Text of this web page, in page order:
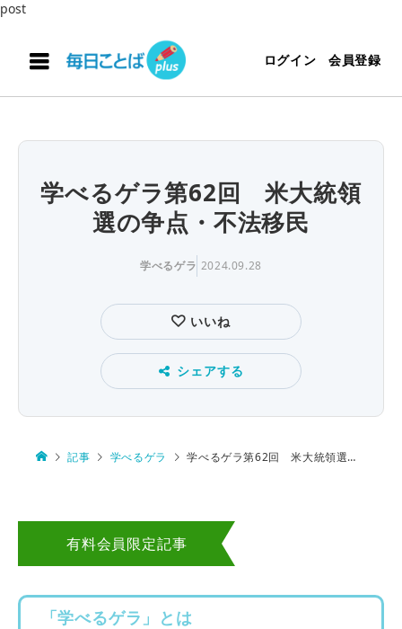
post
ログイン 会員登録
学べるゲラ第62回 米大統領
選の争点・不法移民
学べるゲラ 2024.09.28
いいね
シェアする
記事 学べるゲラ 学べるゲラ第62回 米大統領選の争点・不法移民
有料会員限定記事
「学べるゲラ」とは